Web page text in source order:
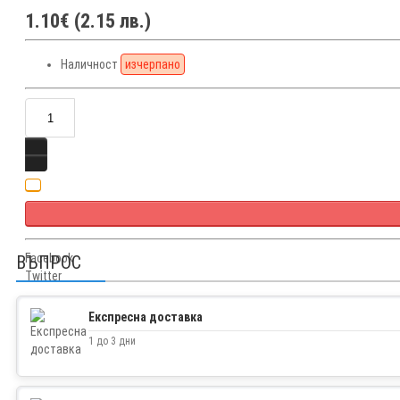
1.10€ (2.15 лв.)
Наличност изчерпано
Facebook
Twitter
ВЪПРОС
Експресна доставка
1 до 3 дни